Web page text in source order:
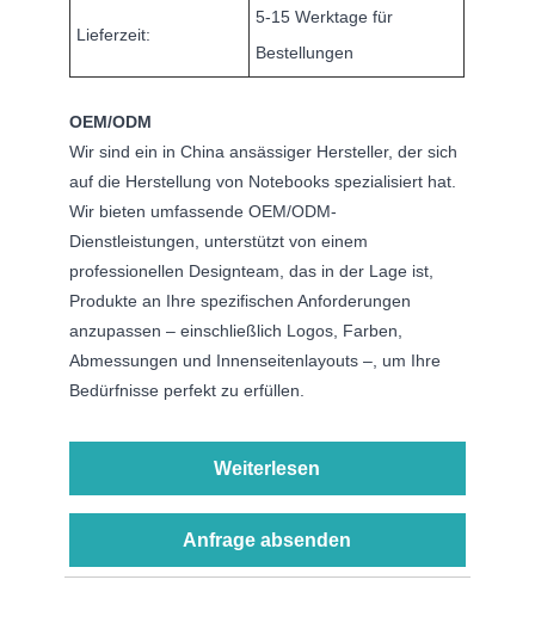
Lieferzeit:
5-15 Werktage für
Bestellungen
OEM/ODM
Wir sind ein in China ansässiger Hersteller, der sich
auf die Herstellung von Notebooks spezialisiert hat.
Wir bieten umfassende OEM/ODM-
Dienstleistungen, unterstützt von einem
professionellen Designteam, das in der Lage ist,
Produkte an Ihre spezifischen Anforderungen
anzupassen – einschließlich Logos, Farben,
Abmessungen und Innenseitenlayouts –, um Ihre
Bedürfnisse perfekt zu erfüllen.
Weiterlesen
Anfrage absenden